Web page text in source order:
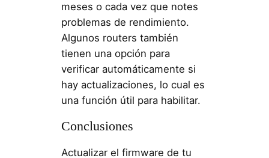
meses o cada vez que notes
problemas de rendimiento.
Algunos routers también
tienen una opción para
verificar automáticamente si
hay actualizaciones, lo cual es
una función útil para habilitar.
Conclusiones
Actualizar el firmware de tu